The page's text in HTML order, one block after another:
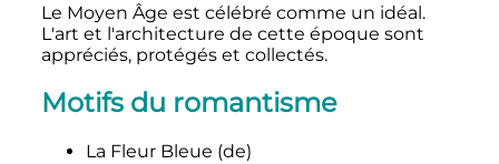
Le Moyen Âge est célébré comme un idéal.
L'art et l'architecture de cette époque sont
appréciés, protégés et collectés.
Motifs du romantisme
La Fleur Bleue (de)